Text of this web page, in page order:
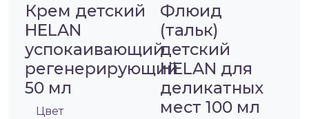
Крем детский
HELAN
успокаивающий
регенерирующий
50 мл
Цвет
Флюид
(тальк)
детский
HELAN для
деликатных
мест 100 мл